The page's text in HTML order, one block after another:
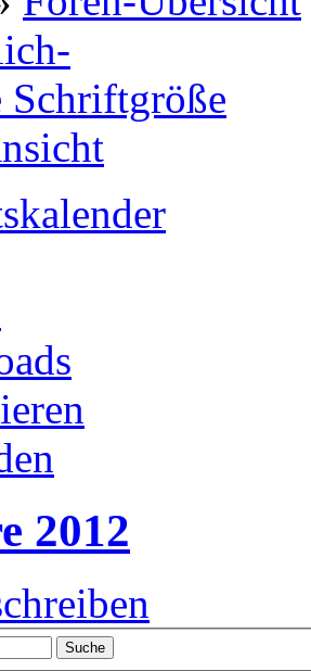
Schriftgröße
2012